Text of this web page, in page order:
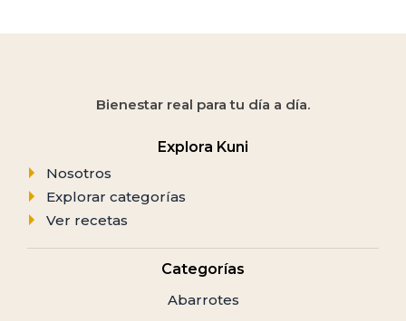
Bienestar real para tu día a día.
Explora Kuni
Nosotros
Explorar categorías
Ver recetas
Categorías
Abarrotes